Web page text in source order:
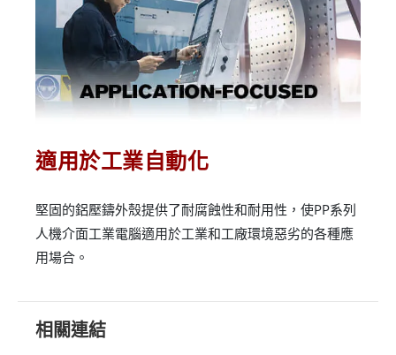
適用於工業自動化
堅固的鋁壓鑄外殼提供了耐腐蝕性和耐用性，使PP系列
人機介面工業電腦適用於工業和工廠環境惡劣的各種應
用場合。
相關連結